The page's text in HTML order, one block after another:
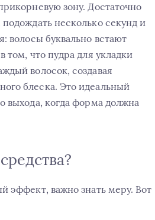
зону. Достаточно
несколько секунд и
волосы буквально встают
что пудра для укладки
волосок, создавая
блеска. Это идеальный
выхода, когда форма должна
эффект, важно знать меру. Вот